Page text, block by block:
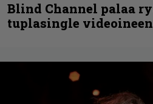
Blind Channel palaa
tuplasingle